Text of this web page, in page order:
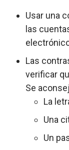
Usar una
las
Las
verificar
Se
La
Una
Un